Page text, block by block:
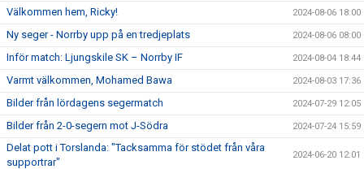
Välkommen hem, Ricky! 2024-08-06 18:00
Ny seger - Norrby upp på en tredjeplats 2024-08-06 08:00
Inför match: Ljungskile SK – Norrby IF 2024-08-04 18:44
Varmt välkommen, Mohamed Bawa 2024-08-03 17:36
Bilder från lördagens segermatch 2024-07-29 12:05
Bilder från 2-0-segern mot J-Södra 2024-07-24 15:59
Delat pott i Torslanda: "Tacksamma för stödet från våra
supportrar"
2024-06-20 12:01